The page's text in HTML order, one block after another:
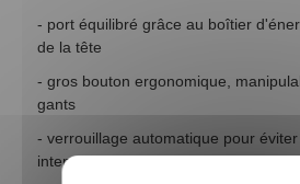
- port équilibré grâce au boîtier
de la tête
- gros bouton ergonomique,
gants
- verrouillage automatique pour
intempestifs lors du transport/